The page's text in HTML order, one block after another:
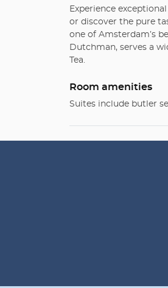
Experience
or discover the pure
one of Amsterdam’s
Dutchman, serves a
Tea.
Room amenities
Suites include butler